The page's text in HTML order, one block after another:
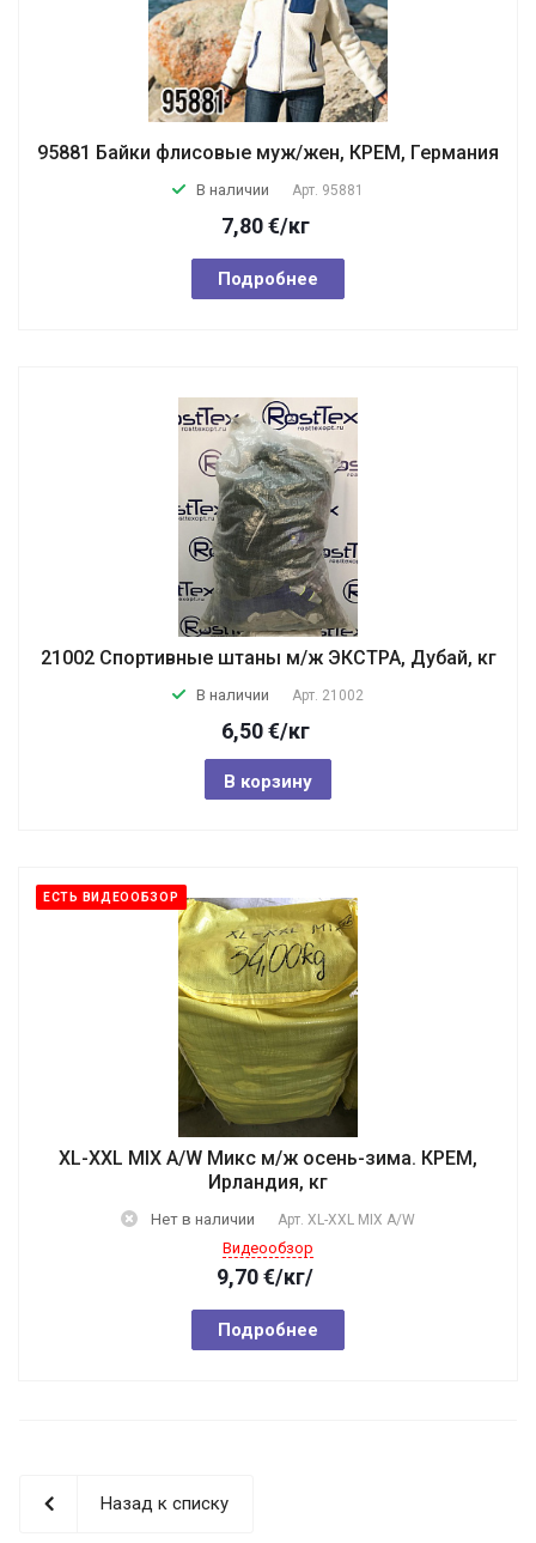
95881 Байки флисовые муж/жен, КРЕМ, Германия
В наличии Арт. 95881
7,80€/кг
Подробнее
21002 Спортивные штаны м/ж ЭКСТРА, Дубай, кг
В наличии Арт. 21002
6,50€/кг
В корзину
ЕСТЬ ВИДЕООБЗОР
XL-XXL MIX A/W Микс м/ж осень-зима. КРЕМ,
Ирландия, кг
Нет в наличии Арт. XL-XXL MIX A/W
Видеообзор
9,70€/кг/
Подробнее
Назад к списку